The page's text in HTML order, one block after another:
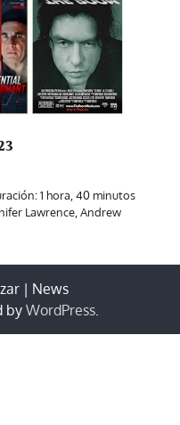
1 hora, 40 minutos
Lawrence, Andrew
| News
by WordPress.